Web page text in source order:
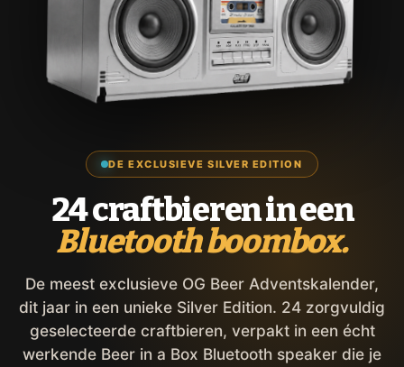
DE EXCLUSIEVE SILVER EDITION
24 craftbieren in een
Bluetooth boombox.
De meest exclusieve OG Beer Adventskalender,
dit jaar in een unieke Silver Edition. 24 zorgvuldig
geselecteerde craftbieren, verpakt in een écht
werkende Beer in a Box Bluetooth speaker die je